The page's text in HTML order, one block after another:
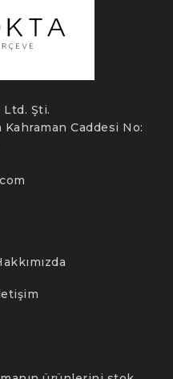
Ltd. Şti.
Caddesi No: